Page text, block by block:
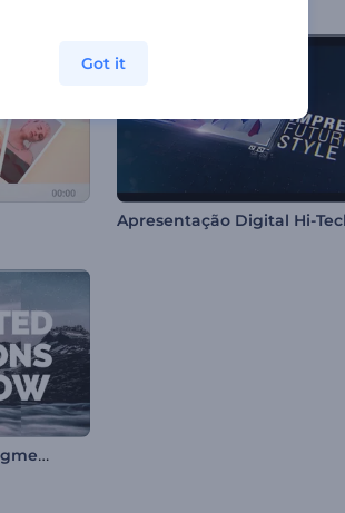
Apresentação Digital Hi-
Slideshow Transições Fragmentadas
Got it